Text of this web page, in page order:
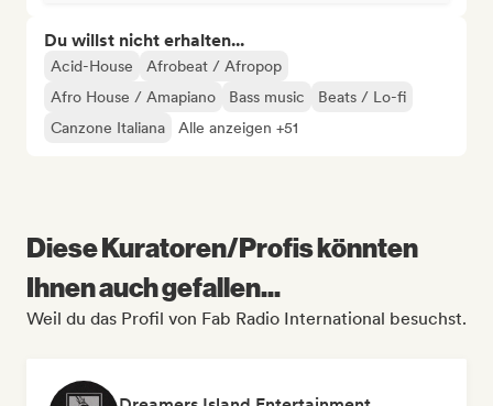
Du willst nicht erhalten...
Acid-House
Afrobeat / Afropop
Afro House / Amapiano
Bass music
Beats / Lo-fi
Canzone Italiana
Alle anzeigen +51
Diese Kuratoren/Profis könnten
Ihnen auch gefallen...
Weil du das Profil von Fab Radio International besuchst.